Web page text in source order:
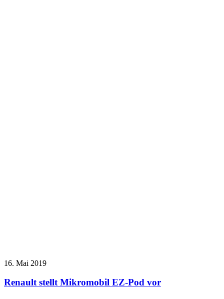
16. Mai 2019
Renault stellt Mikromobil EZ-Pod vor